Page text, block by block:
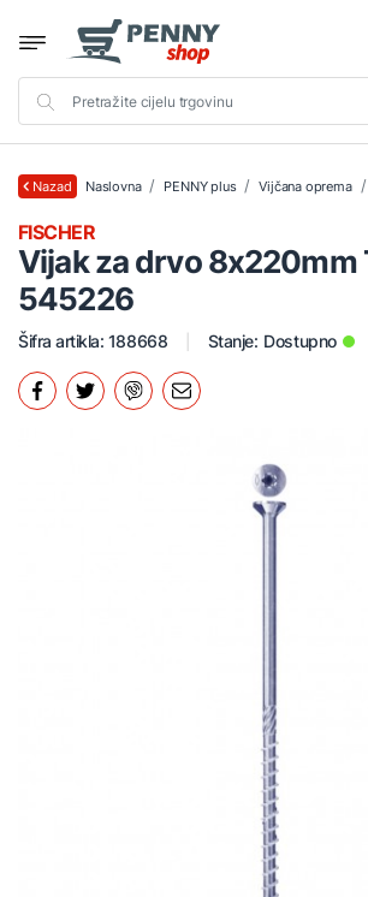
Nazad Naslovna PENNY plus Vijčana oprema
Vijak za drvo 8x220mm
545226
FISCHER
Šifra artikla: 188668 Stanje: Dostupno